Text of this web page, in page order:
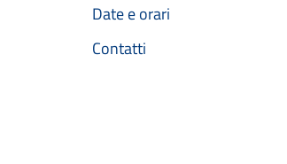
Date e orari
Contatti